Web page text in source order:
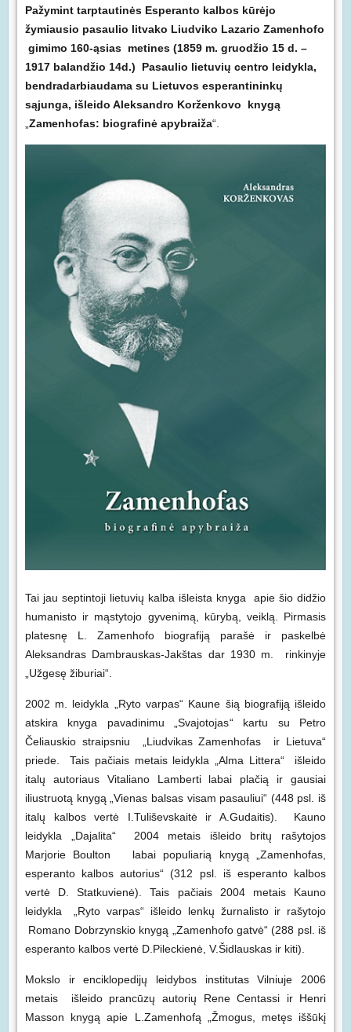
Pažymint tarptautinės Esperanto kalbos kūrėjo
žymiausio pasaulio litvako Liudviko Lazario Zamenhofo
gimimo 160-ąsias metines (1859 m. gruodžio 15 d. –
1917 balandžio 14d.) Pasaulio lietuvių centro leidykla,
bendradarbiaudama su Lietuvos esperantininkų
sąjunga, išleido Aleksandro Korženkovo knygą
Zamenhofas: biografinė apybraiža“.
Tai jau septintoji lietuvių kalba išleista knyga apie šio didžio
humanisto ir mąstytojo gyvenimą, kūrybą, veiklą. Pirmasis
platesnę L. Zamenhofo biografiją parašė ir paskelbė
Aleksandras Dambrauskas-Jakštas dar 1930 m. rinkinyje
„Užgesę žiburiai“.
2002 m. leidykla „Ryto varpas“ Kaune šią biografiją išleido
atskira knyga pavadinimu „Svajotojas“ kartu su Petro
Čeliauskio straipsniu „Liudvikas Zamenhofas ir Lietuva“
priede. Tais pačiais metais leidykla „Alma Littera“ išleido
italų autoriaus Vitaliano Lamberti labai plačią ir gausiai
iliustruotą knygą „Vienas balsas visam pasauliui“ (448 psl. iš
italų kalbos vertė I.Tuliševskaitė ir A.Gudaitis). Kauno
leidykla „Dajalita“ 2004 metais išleido britų rašytojos
Marjorie Boulton labai populiarią knygą „Zamenhofas,
esperanto kalbos autorius“ (312 psl. iš esperanto kalbos
vertė D. Statkuvienė). Tais pačiais 2004 metais Kauno
leidykla „Ryto varpas“ išleido lenkų žurnalisto ir rašytojo
Romano Dobrzynskio knygą „Zamenhofo gatvė“ (288 psl. iš
esperanto kalbos vertė D.Pileckienė, V.Šidlauskas ir kiti).
Mokslo ir enciklopedijų leidybos institutas Vilniuje 2006
metais išleido prancūzų autorių Rene Centassi ir Henri
Masson knygą apie L.Zamenhofą „Žmogus, metęs iššūkį